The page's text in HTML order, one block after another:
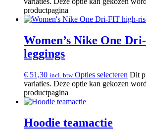
productpagina
Women’s Nike One
leggings
€ 51,30 incl. btw Opties selecteren Dit
variaties. Deze optie kan gekozen
productpagina
Hoodie teamactie